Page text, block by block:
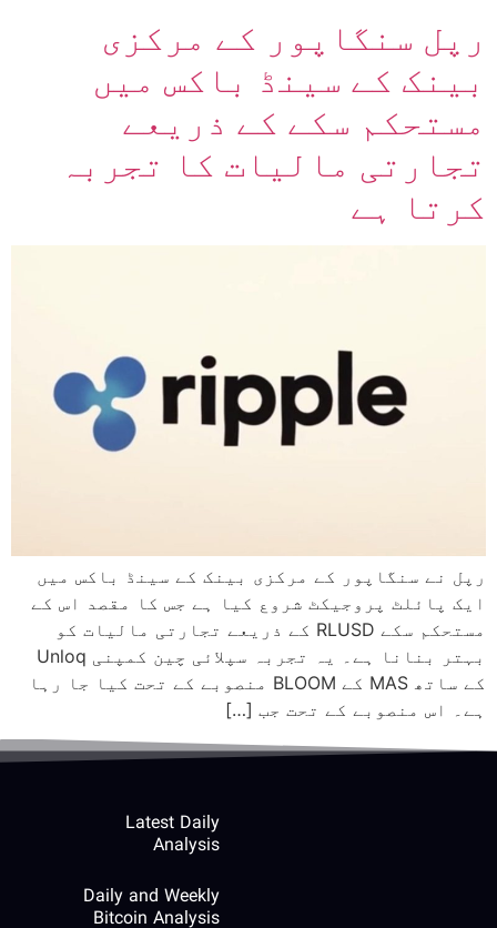
رپل سنگاپور کے مرکزی
بینک کے سینڈ باکس میں
مستحکم سکے کے ذریعے
تجارتی مالیات کا تجربہ
کرتا ہے
رپل نے سنگاپور کے مرکزی بینک کے سینڈ باکس میں
ایک پائلٹ پروجیکٹ شروع کیا ہے جس کا مقصد اس کے
مستحکم سکے RLUSD کے ذریعے تجارتی مالیات کو
بہتر بنانا ہے۔ یہ تجربہ سپلائی چین کمپنی Unloq
کے ساتھ MAS کے BLOOM منصوبے کے تحت کیا جا رہا
ہے۔ اس منصوبے کے تحت جب […]
Latest Daily
Analysis
Daily and Weekly
Bitcoin Analysis